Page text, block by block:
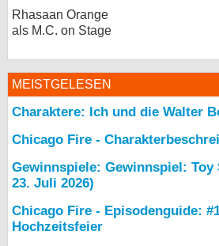
Rhasaan Orange
als M.C. on Stage
MEISTGELESEN
Charaktere: Ich und die Walter
Chicago Fire -
Gewinnspiele: Gewinnspiel:
23. Juli 2026)
Chicago Fire - Episodenguide:
Hochzeitsfeier